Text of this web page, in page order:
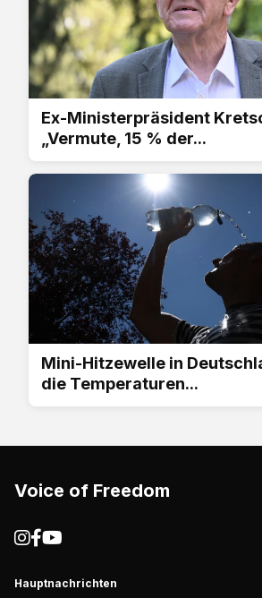
Ex-Ministerpräsident
„Vermute, 15 % der...
Mini-Hitzewelle in
die Temperaturen...
Voice of Freedom
Hauptnachrichten